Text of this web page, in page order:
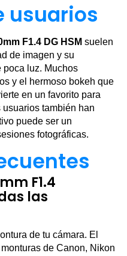
usuarios
F1.4 DG HSM suelen
de imagen y su
poca luz. Muchos
y el hermoso bokeh que
en un favorito para
también han
puede ser un
fotográficas.
F1.4
las
de tu cámara. El
de Canon, Nikon